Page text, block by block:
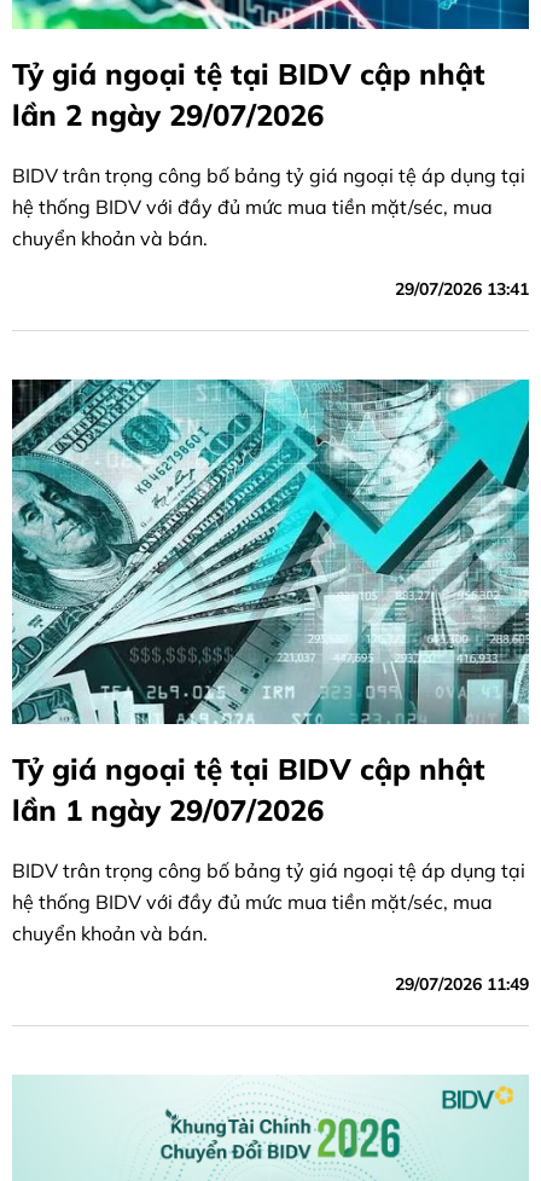
Tỷ giá ngoại tệ tại BIDV cập nhật
lần 2 ngày 29/07/2026
BIDV trân trọng công bố bảng tỷ giá ngoại tệ áp dụng tại
hệ thống BIDV với đầy đủ mức mua tiền mặt/séc, mua
chuyển khoản và bán.
29/07/2026 13:41
Tỷ giá ngoại tệ tại BIDV cập nhật
lần 1 ngày 29/07/2026
BIDV trân trọng công bố bảng tỷ giá ngoại tệ áp dụng tại
hệ thống BIDV với đầy đủ mức mua tiền mặt/séc, mua
chuyển khoản và bán.
29/07/2026 11:49